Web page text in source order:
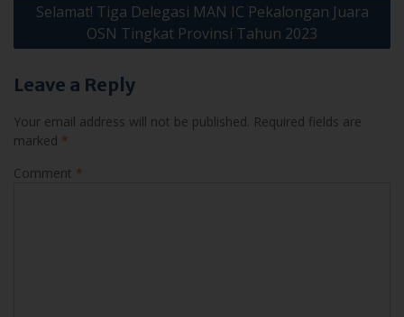
Selamat! Tiga Delegasi MAN IC Pekalongan Juara
OSN Tingkat Provinsi Tahun 2023
Leave a Reply
Your email address will not be published. Required fields are
marked *
Comment *